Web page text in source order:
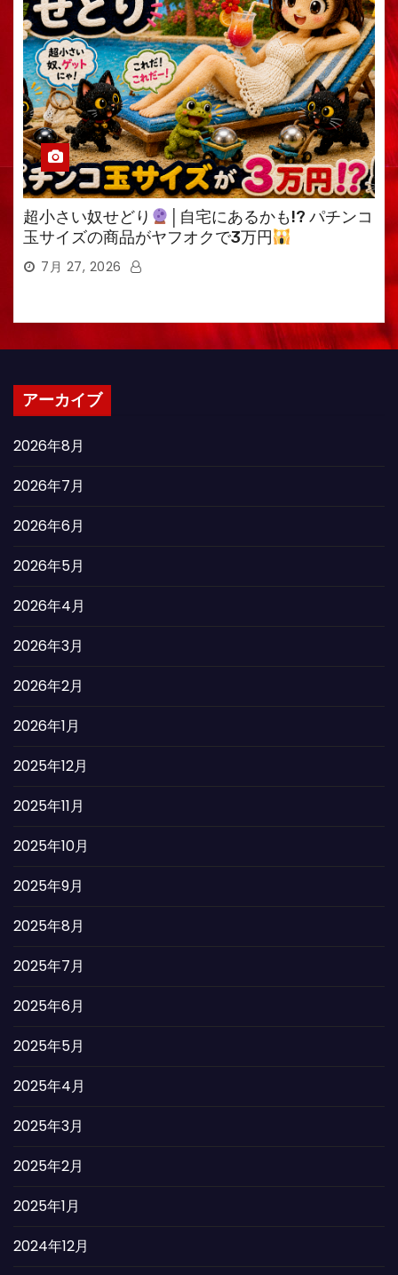
超小さい奴せどり
│自宅にあるかも!? パチンコ
玉サイズの商品がヤフオクで3万円
7月 27, 2026
アーカイブ
2026年8月
2026年7月
2026年6月
2026年5月
2026年4月
2026年3月
2026年2月
2026年1月
2025年12月
2025年11月
2025年10月
2025年9月
2025年8月
2025年7月
2025年6月
2025年5月
2025年4月
2025年3月
2025年2月
2025年1月
2024年12月